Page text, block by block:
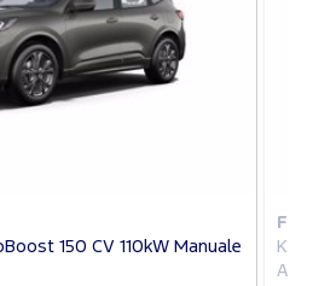
150 CV 110kW Manuale